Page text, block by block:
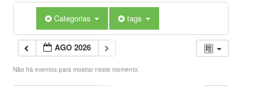
Categorias tags
AGO 2026
Não há eventos para mostrar neste momento.